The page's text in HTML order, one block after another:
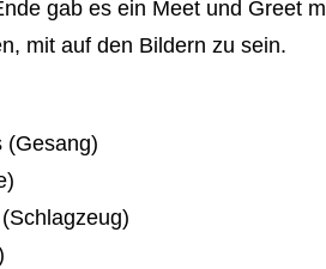
gab es ein Meet und Greet
mit auf den Bildern zu sein.
(Gesang)